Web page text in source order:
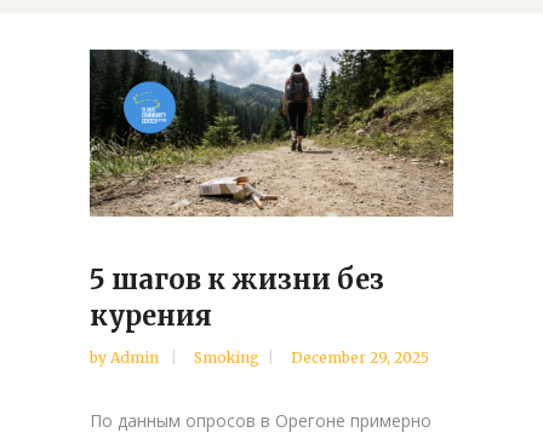
5 шагов к жизни без
курения
by Admin Smoking December 29, 2025
По данным опросов в Орегоне примерно